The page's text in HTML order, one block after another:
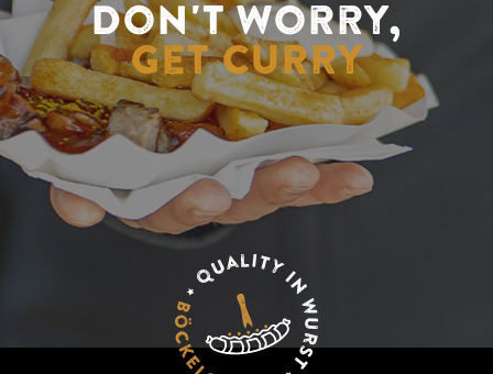
Don't worry,
get Curry